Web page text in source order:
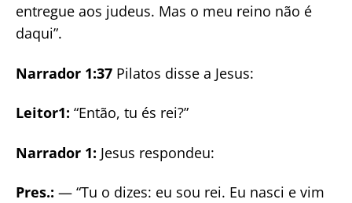
entregue aos judeus. Mas o meu reino não é
daqui”.
Narrador 1:37 Pilatos disse a Jesus:
Leitor1: “Então, tu és rei?”
Narrador 1: Jesus respondeu:
Pres.: — “Tu o dizes: eu sou rei. Eu nasci e vim